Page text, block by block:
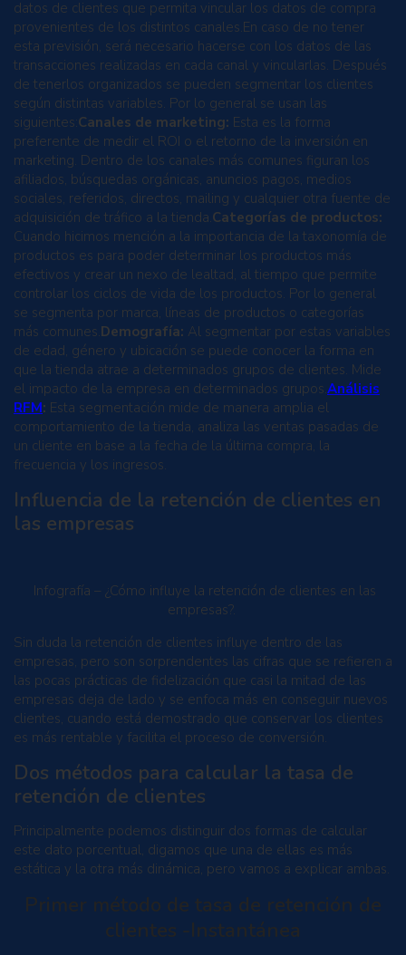
datos de clientes que permita vincular los datos de compra
provenientes de los distintos canales.En caso de no tener
esta previsión, será necesario hacerse con los datos de las
transacciones realizadas en cada canal y vincularlas. Después
de tenerlos organizados se pueden segmentar los clientes
según distintas variables. Por lo general se usan las
siguientes:Canales de marketing: Esta es la forma
preferente de medir el ROI o el retorno de la inversión en
marketing. Dentro de los canales más comunes figuran los
afiliados, búsquedas orgánicas, anuncios pagos, medios
sociales, referidos, directos, mailing y cualquier otra fuente de
adquisición de tráfico a la tienda.Categorías de productos:
Cuando hicimos mención a la importancia de la taxonomía de
productos es para poder determinar los productos más
efectivos y crear un nexo de lealtad, al tiempo que permite
controlar los ciclos de vida de los productos. Por lo general
se segmenta por marca, líneas de productos o categorías
más comunes.Demografía: Al segmentar por estas variables
de edad, género y ubicación se puede conocer la forma en
que la tienda atrae a determinados grupos de clientes. Mide
el impacto de la empresa en determinados grupos.Análisis
RFM: Esta segmentación mide de manera amplia el
comportamiento de la tienda, analiza las ventas pasadas de
un cliente en base a la fecha de la última compra, la
frecuencia y los ingresos.
Influencia de la retención de clientes en
las empresas
Infografía – ¿Cómo influye la retención de clientes en las
empresas?.
Sin duda la retención de clientes influye dentro de las
empresas, pero son sorprendentes las cifras que se refieren a
las pocas prácticas de fidelización que casi la mitad de las
empresas deja de lado y se enfoca más en conseguir nuevos
clientes, cuando está demostrado que conservar los clientes
es más rentable y facilita el proceso de conversión.
Dos métodos para calcular la tasa de
retención de clientes
Principalmente podemos distinguir dos formas de calcular
este dato porcentual, digamos que una de ellas es más
estática y la otra más dinámica, pero vamos a explicar ambas.
Primer método de tasa de retención de
clientes -Instantánea